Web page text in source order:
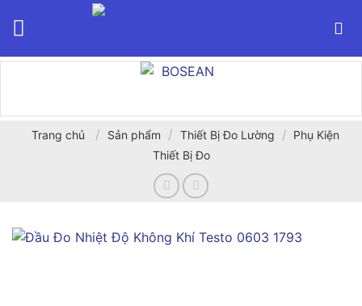
Trang chủ / Sản phẩm / Thiết Bị Đo Lường / Phụ Kiện
Thiết Bị Đo